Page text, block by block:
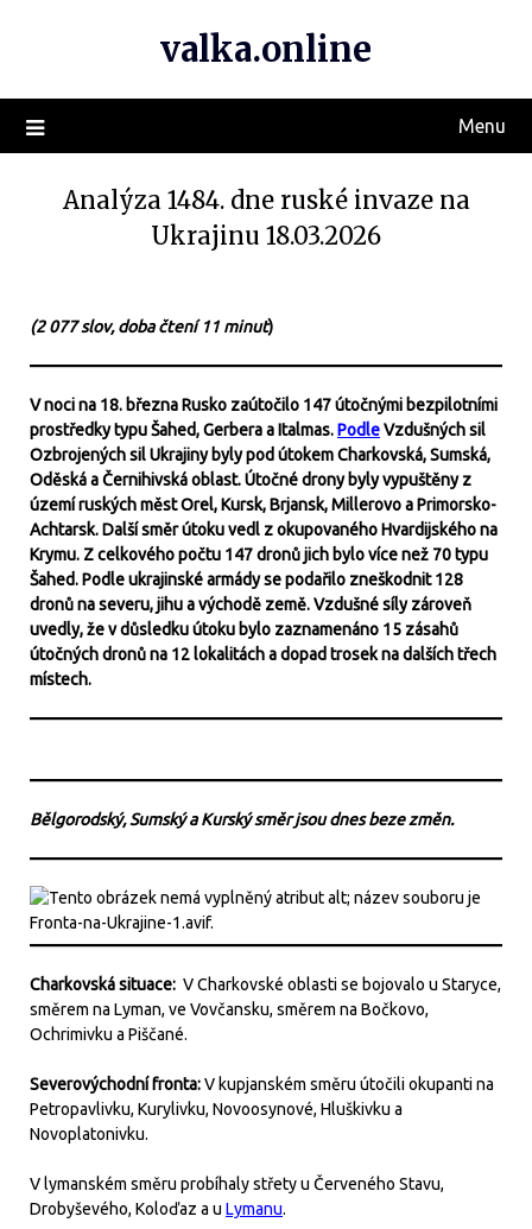
valka.online
Menu
Analýza 1484. dne ruské invaze na
Ukrajinu 18.03.2026
(2 077 slov, doba čtení 11 minut)
V noci na 18. března Rusko zaútočilo 147 útočnými bezpilotními
prostředky typu Šahed, Gerbera a Italmas.PodleVzdušných sil
Ozbrojených sil Ukrajiny byly pod útokem Charkovská, Sumská,
Oděská a Černihivská oblast. Útočné drony byly vypuštěny z
území ruských měst Orel, Kursk, Brjansk, Millerovo a Primorsko-
Achtarsk. Další směr útoku vedl z okupovaného Hvardijského na
Krymu. Z celkového počtu 147 dronů jich bylo více než 70 typu
Šahed. Podle ukrajinské armády se podařilo zneškodnit 128
dronů na severu, jihu a východě země. Vzdušné síly zároveň
uvedly, že v důsledku útoku bylo zaznamenáno 15 zásahů
útočných dronů na 12 lokalitách a dopad trosek na dalších třech
místech.
Bělgorodský, Sumský a Kurský směr jsou dnes beze změn.
Charkovská situace: V Charkovské oblasti se bojovalo u Staryce,
směrem na Lyman, ve Vovčansku, směrem na Bočkovo,
Ochrimivku a Piščané.
Severovýchodní fronta:V kupjanském směru útočili okupanti na
Petropavlivku, Kurylivku, Novoosynové, Hluškivku a
Novoplatonivku.
V lymanském směru probíhaly střety u Červeného Stavu,
Drobyševého, Koloďaz a u Lymanu.